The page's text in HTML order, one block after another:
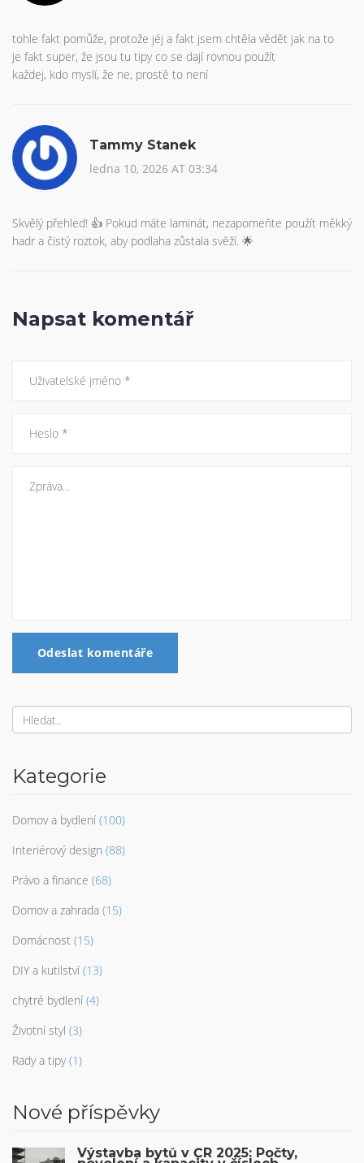
tohle fakt pomůže, protože jéj a fakt jsem chtěla vědět jak na to
je fakt super, že jsou tu tipy co se dají rovnou použít
každej, kdo myslí, že ne, prostě to není
Tammy Stanek
ledna 10, 2026 AT 03:34
Skvělý přehled! 👍 Pokud máte laminát, nezapomeňte použít měkký
hadr a čistý roztok, aby podlaha zůstala svěží. 🌟
Napsat komentář
Odeslat komentáře
Kategorie
Domov a bydlení (100)
Interiérový design (88)
Právo a finance (68)
Domov a zahrada (15)
Domácnost (15)
DIY a kutilství (13)
chytré bydlení (4)
Životní styl (3)
Rady a tipy (1)
Nové příspěvky
Výstavba bytů v ČR 2025: Počty,